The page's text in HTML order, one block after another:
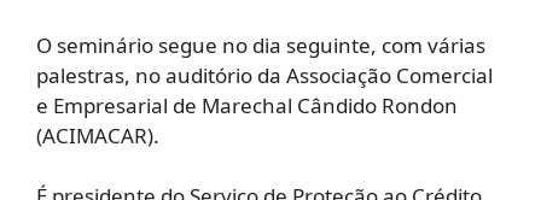
O seminário segue no dia seguinte, com várias
palestras, no auditório da Associação Comercial
e Empresarial de Marechal Cândido Rondon
(ACIMACAR).